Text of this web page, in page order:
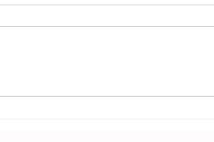
Rosa celebra